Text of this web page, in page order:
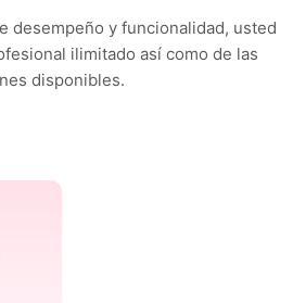
desempeño y funcionalidad, usted
ilimitado así como de las
disponibles.